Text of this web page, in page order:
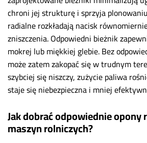
chroni jej strukturę i sprzyja
radialne rozkładają nacisk
zniszczenia. Odpowiedni bieżnik
mokrej lub miękkiej glebie. Bez
może zatem zakopać się w trudnym
szybciej się niszczy, zużycie paliwa
staje się niebezpieczna i mniej
Jak dobrać odpowiednie opony
maszyn rolniczych?